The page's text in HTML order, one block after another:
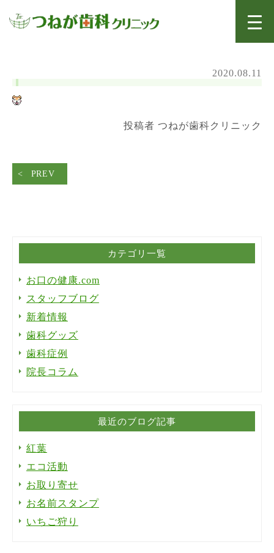
2020.08.11
投稿者 つねが歯科クリニック
PREV
カテゴリ一覧
お口の健康.com
スタッフブログ
新着情報
歯科グッズ
歯科症例
院長コラム
最近のブログ記事
紅葉
エコ活動
お取り寄せ
お名前スタンプ
いちご狩り